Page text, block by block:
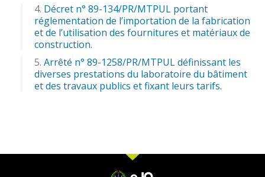
Décret n° 89-134/PR/MTPUL portant
réglementation de l’importation de la fabrication
et de l’utilisation des fournitures et matériaux de
construction.
Arrêté n° 89-1258/PR/MTPUL définissant les
diverses prestations du laboratoire du bâtiment
et des travaux publics et fixant leurs tarifs.